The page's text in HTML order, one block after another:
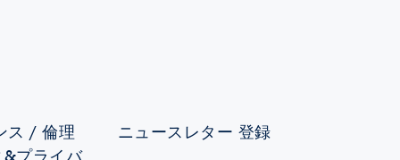
ス / 倫理
ニュースレター 登録